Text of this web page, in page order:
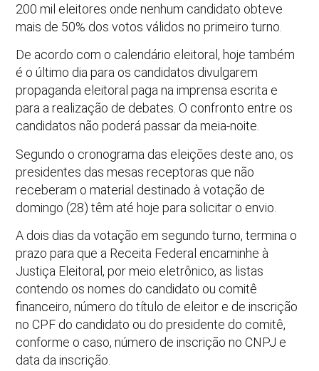
200 mil eleitores onde nenhum candidato obteve
mais de 50% dos votos válidos no primeiro turno.
De acordo com o calendário eleitoral, hoje também
é o último dia para os candidatos divulgarem
propaganda eleitoral paga na imprensa escrita e
para a realização de debates. O confronto entre os
candidatos não poderá passar da meia-noite.
Segundo o cronograma das eleições deste ano, os
presidentes das mesas receptoras que não
receberam o material destinado à votação de
domingo (28) têm até hoje para solicitar o envio.
A dois dias da votação em segundo turno, termina o
prazo para que a Receita Federal encaminhe à
Justiça Eleitoral, por meio eletrônico, as listas
contendo os nomes do candidato ou comitê
financeiro, número do título de eleitor e de inscrição
no CPF do candidato ou do presidente do comitê,
conforme o caso, número de inscrição no CNPJ e
data da inscrição.